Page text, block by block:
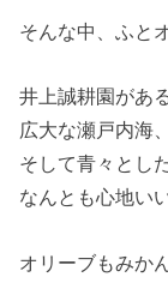
そんな中、ふと
井上誠耕園があ
広大な瀬戸内海、
そして青々とし
なんとも心地い
オリーブもみか